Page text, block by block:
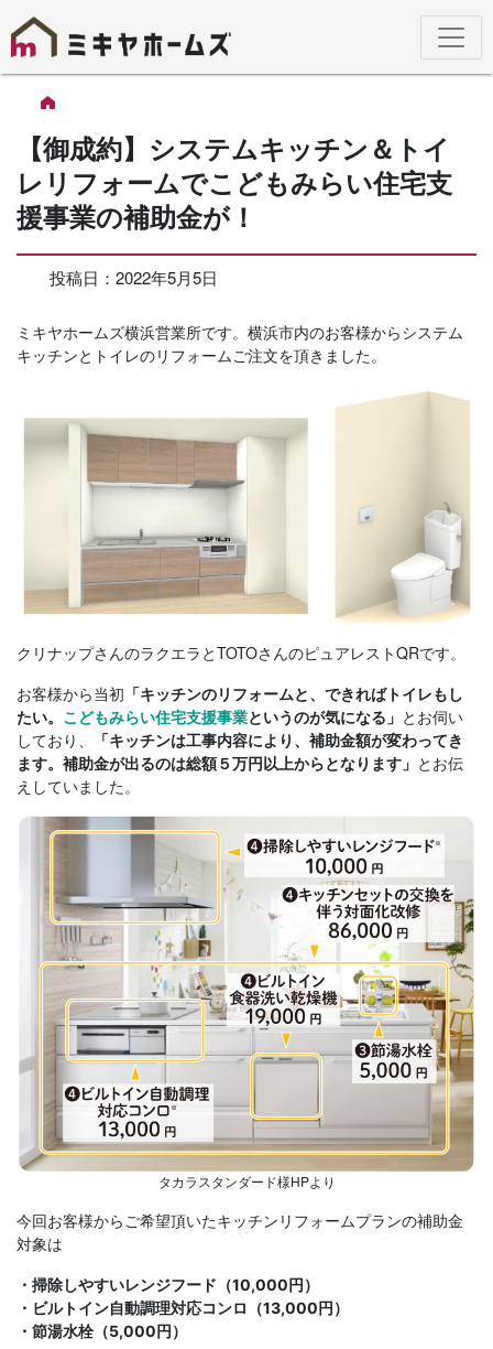
【御成約】システムキッチン＆トイ
レリフォームでこどもみらい住宅支
援事業の補助金が！
投稿日： 2022年5月5日
ミキヤホームズ横浜営業所です。横浜市内のお客様からシステム
キッチンとトイレのリフォームご注文を頂きました。
クリナップさんのラクエラとTOTOさんのピュアレストQRです。
お客様から当初 「キッチンのリフォームと、できればトイレもし
たい。 こどもみらい住宅支援事業というのが気になる」 とお伺い
しており、
「キッチンは工事内容により、補助金額が変わってき
ます。補助金が出るのは総額５万円以上からとなります」 とお伝
えしていました。
タカラスタンダード様HPより
今回お客様からご希望頂いたキッチンリフォームプランの補助金
対象は
・掃除しやすいレンジフード（10,000円）
・ビルトイン自動調理対応コンロ（13,000円）
・節湯水栓（5,000円）